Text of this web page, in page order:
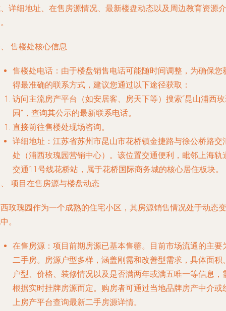
详细地址、在售房源情况、最新楼盘动态以及周边教育资源介
售楼处核心信息
售楼处电话 ：由于楼盘销售电话可能随时间调整，为确保您
得最准确的联系方式，建议您通过以下途径获取：
访问主流房产平台（如安居客、房天下等）搜索“昆山浦西
园”，查询其公示的最新联系电话。
直接前往售楼处现场咨询。
详细地址 ：江苏省苏州市昆山市花桥镇金捷路与徐公桥路交
处 （浦西玫瑰园营销中心）。该位置交通便利，毗邻上海轨
交通11号线花桥站，属于花桥国际商务城的核心居住板块。
项目在售房源与楼盘动态
玫瑰园作为一个成熟的住宅小区，其房源销售情况处于动态变
。
在售房源 ：项目前期房源已基本售罄。目前市场流通的主要
二手房。房源户型多样，涵盖刚需和改善型需求，具体面积
户型、价格、装修情况以及是否满两年或满五唯一等信息，
根据实时挂牌房源而定。购房者可通过当地品牌房产中介或
上房产平台查询最新二手房源详情。